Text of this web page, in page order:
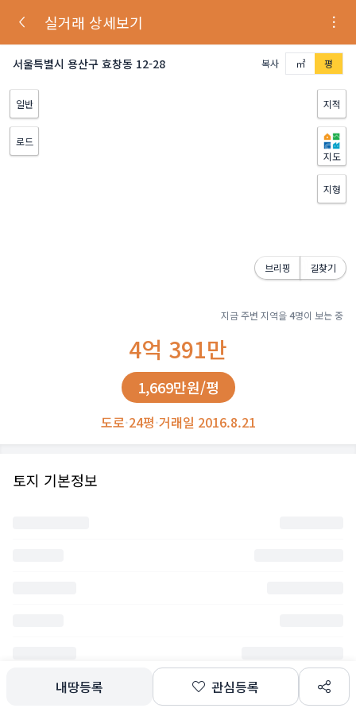
실거래 상세보기
서울특별시 용산구 효창동 12-28 복사 ㎡ 평
일반
로드
지적
지도
지형
브리핑 길찾기
지금 주변 지역을4명이 보는 중
4억 391만
1,669만원/평
도로·24평·거래일 2016.8.21
토지 기본정보
내땅등록 관심등록